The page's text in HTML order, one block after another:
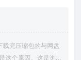
完压缩包的与网盘
这个原因。这是浏